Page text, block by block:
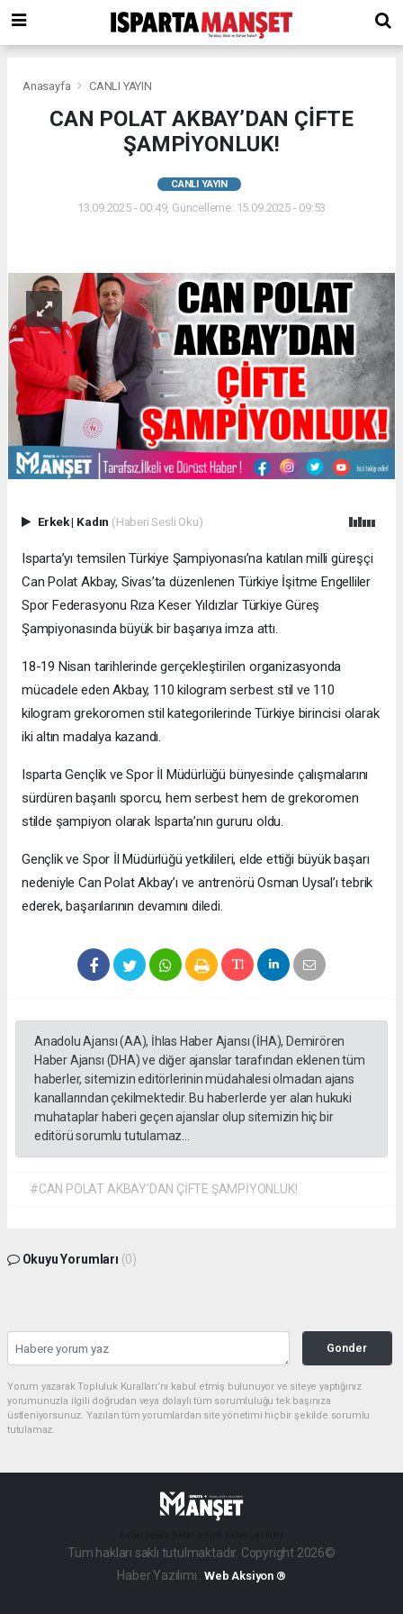
Anasayfa CANLI YAYIN
CAN POLAT AKBAY’DAN ÇİFTE
ŞAMPİYONLUK!
CANLI YAYIN
13.09.2025 - 00:49, Güncelleme: 15.09.2025 - 09:53
Erkek| Kadın (Haberi Sesli Oku)
Isparta’yı temsilen Türkiye Şampiyonası’na katılan milli güreşçi
Can Polat Akbay, Sivas’ta düzenlenen Türkiye İşitme Engelliler
Spor Federasyonu Rıza Keser Yıldızlar Türkiye Güreş
Şampiyonasında büyük bir başarıya imza attı.
18-19 Nisan tarihlerinde gerçekleştirilen organizasyonda
mücadele eden Akbay, 110 kilogram serbest stil ve 110
kilogram grekoromen stil kategorilerinde Türkiye birincisi olarak
iki altın madalya kazandı.
Isparta Gençlik ve Spor İl Müdürlüğü bünyesinde çalışmalarını
sürdüren başarılı sporcu, hem serbest hem de grekoromen
stilde şampiyon olarak Isparta’nın gururu oldu.
Gençlik ve Spor İl Müdürlüğü yetkilileri, elde ettiği büyük başarı
nedeniyle Can Polat Akbay’ı ve antrenörü Osman Uysal’ı tebrik
ederek, başarılarının devamını diledi.
Anadolu Ajansı (AA), İhlas Haber Ajansı (İHA), Demirören
Haber Ajansı (DHA) ve diğer ajanslar tarafından eklenen tüm
haberler, sitemizin editörlerinin müdahalesi olmadan ajans
kanallarından çekilmektedir. Bu haberlerde yer alan hukuki
muhataplar haberi geçen ajanslar olup sitemizin hiç bir
editörü sorumlu tutulamaz...
#CAN POLAT AKBAY’DAN ÇİFTE ŞAMPİYONLUK!
Okuyu Yorumları (0)
Gonder
Yorum yazarak Topluluk Kuralları’nı kabul etmiş bulunuyor ve siteye yaptığınız
yorumunuzla ilgili doğrudan veya dolaylı tüm sorumluluğu tek başınıza
üstleniyorsunuz. Yazılan tüm yorumlardan site yönetimi hiçbir şekilde sorumlu
tutulamaz.
Tüm hakları saklı tutulmaktadır. Copyright 2026©
Haber Yazılımı :Web Aksiyon ®